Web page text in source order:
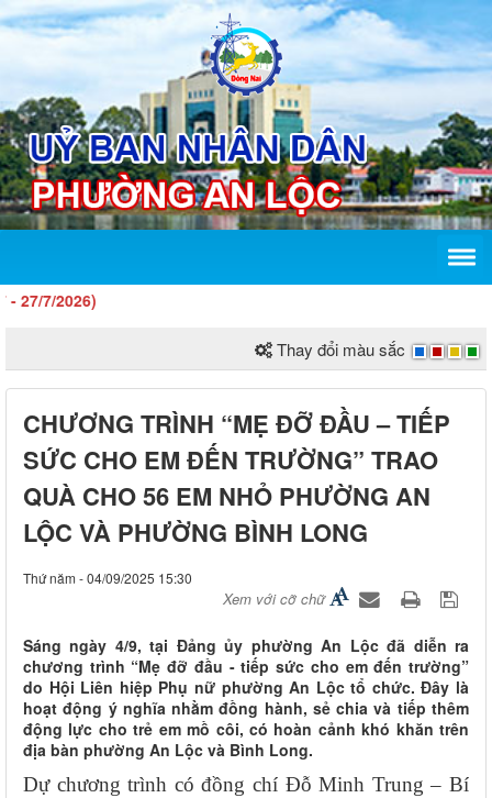
Thay đổi màu sắc
CHƯƠNG TRÌNH “MẸ ĐỠ ĐẦU – TIẾP
SỨC CHO EM ĐẾN TRƯỜNG” TRAO
QUÀ CHO 56 EM NHỎ PHƯỜNG AN
LỘC VÀ PHƯỜNG BÌNH LONG
Thứ năm - 04/09/2025 15:30
Xem với cỡ chữ
Sáng ngày 4/9, tại Đảng ủy phường An Lộc đã diễn ra
chương trình “Mẹ đỡ đầu - tiếp sức cho em đến trường”
do Hội Liên hiệp Phụ nữ phường An Lộc tổ chức. Đây là
hoạt động ý nghĩa nhằm đồng hành, sẻ chia và tiếp thêm
động lực cho trẻ em mồ côi, có hoàn cảnh khó khăn trên
địa bàn phường An Lộc và Bình Long.
Dự chương trình có đồng chí Đỗ Minh Trung – Bí